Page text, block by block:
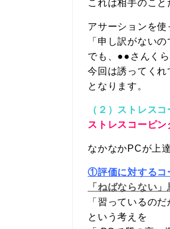
これは相手のこ
アサーションを使
「申し訳がない
でも、●●さんく
今回は誘ってくれ
となります。
（２）ストレス
ストレスコーピン
なかなかPCが上
①評価に対するコ
「ねばならない
「習っているの
という考えを